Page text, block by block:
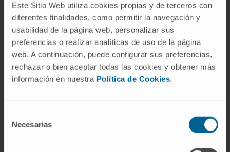
Este Sitio Web utiliza cookies propias y de terceros con
diferentes finalidades, como permitir la navegación y
usabilidad de la página web, personalizar sus
preferencias o realizar analíticas de uso de la página
web. A continuación, puede configurar sus preferencias,
rechazar o bien aceptar todas las cookies y obtener más
información en nuestra Política de Cookies.
Necesarias
latínarcus, designa en anatomía cualquier
estructura con forma de arco.
¿Es lo mismo la arcada de Riolano
que la arteria marginal de
Drummond?
arcada casi constante que discurre pegada al
recorrido. La arcada de Riolano se sitúa más